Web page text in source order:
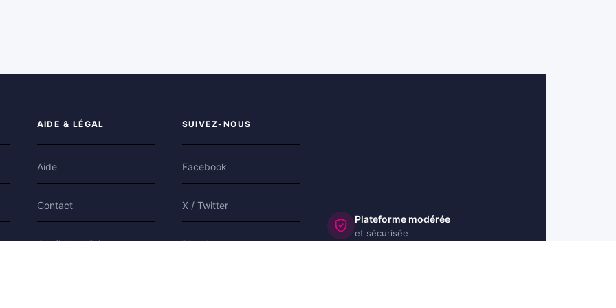
AIDE & LÉGAL
Aide
Contact
Confidentialité
SUIVEZ-NOUS
Facebook
X / Twitter
Bluesky
Plateforme modérée
et sécurisée